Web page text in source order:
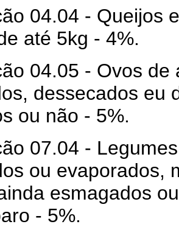
- Queijos e
até 5kg - 4%.
- Ovos de
dessecados eu
ou não - 5%.
- Legumes
ou evaporados,
esmagados
- 5%.